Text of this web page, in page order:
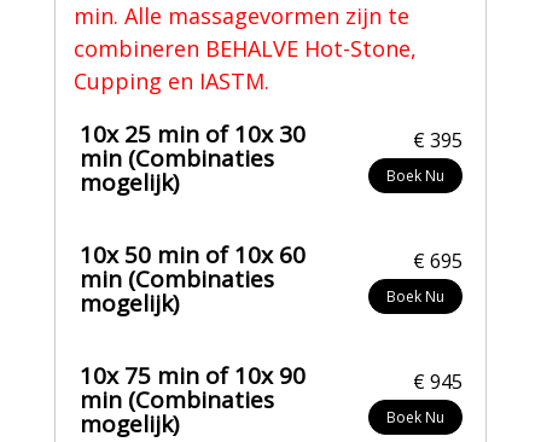
min. Alle massagevormen zijn te
combineren BEHALVE Hot-Stone,
Cupping en IASTM.
10x 25 min of 10x 30
min (Combinaties
mogelijk)
€ 395
Boek Nu
10x 50 min of 10x 60
min (Combinaties
mogelijk)
€ 695
Boek Nu
10x 75 min of 10x 90
min (Combinaties
mogelijk)
€ 945
Boek Nu